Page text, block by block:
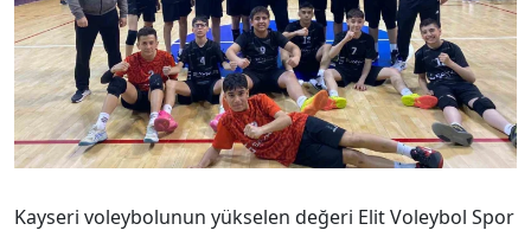
Kayseri voleybolunun yükselen değeri Elit Voleybol Spor